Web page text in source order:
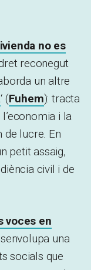
no es
reconegut
un altre
‘ (Fuhem): tracta
i la
de lucre. En
petit assaig,
civil i de
voces en
una
socials que